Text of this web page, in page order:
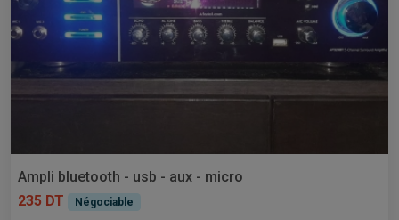
Ampli bluetooth - usb - aux - micro
235 DT
Négociable